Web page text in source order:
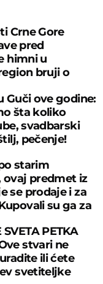
Crne Gore
pred
himni u
bruji o
Guči ove godine:
šta koliko
svadbarski
pečenje!
starim
ovaj predmet iz
se prodaje i za
su ga za
SVETA PETKA
stvari ne
ili ćete
svetiteljke